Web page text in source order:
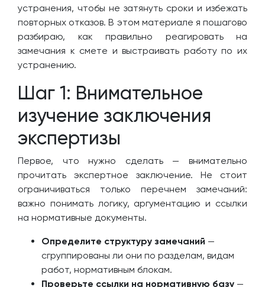
устранения, чтобы не затянуть сроки и избежать
повторных отказов. В этом материале я пошагово
разбираю, как правильно реагировать на
замечания к смете и выстраивать работу по их
устранению.
Шаг 1: Внимательное
изучение заключения
экспертизы
Первое, что нужно сделать — внимательно
прочитать экспертное заключение. Не стоит
ограничиваться только перечнем замечаний:
важно понимать логику, аргументацию и ссылки
на нормативные документы.
Определите структуру замечаний —
сгруппированы ли они по разделам, видам
работ, нормативным блокам.
Проверьте ссылки на нормативную базу —